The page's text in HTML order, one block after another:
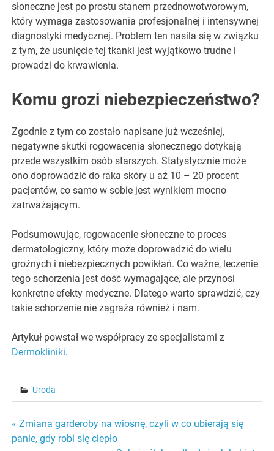
słoneczne jest po prostu stanem przednowotworowym,
który wymaga zastosowania profesjonalnej i intensywnej
diagnostyki medycznej. Problem ten nasila się w związku
z tym, że usunięcie tej tkanki jest wyjątkowo trudne i
prowadzi do krwawienia.
Komu grozi niebezpieczeństwo?
Zgodnie z tym co zostało napisane już wcześniej,
negatywne skutki rogowacenia słonecznego dotykają
przede wszystkim osób starszych. Statystycznie może
ono doprowadzić do raka skóry u aż 10 – 20 procent
pacjentów, co samo w sobie jest wynikiem mocno
zatrważającym.
Podsumowując, rogowacenie słoneczne to proces
dermatologiczny, który może doprowadzić do wielu
groźnych i niebezpiecznych powikłań. Co ważne, leczenie
tego schorzenia jest dość wymagające, ale przynosi
konkretne efekty medyczne. Dlatego warto sprawdzić, czy
takie schorzenie nie zagraża również i nam.
Artykuł powstał we współpracy ze specjalistami z
Dermokliniki.
Uroda
Nawigacja
« Zmiana garderoby na wiosnę, czyli w co ubierają się
panie, gdy robi się ciepło